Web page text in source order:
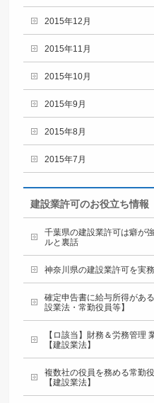
2015年12月
2015年11月
2015年10月
2015年9月
2015年8月
2015年7月
建設業許可のお役立ち情報
千葉県の建設業許可は癖が
ルと裏話
神奈川県の建設業許可を実
確定申告書に給与所得があ
設業法・常勤役員等】
【ロ該当】財務＆労務管理
【建設業法】
複数社の役員を務める常勤
【建設業法】